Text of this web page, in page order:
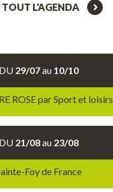
TOUT L'AGENDA
DU 29/07au 10/10
ROSE par Sport et loisirs
DU 21/08au 23/08
Foy de France